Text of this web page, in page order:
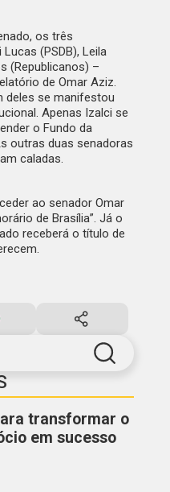
transformar o
em sucesso
os três
(PSDB), Leila
(Republicanos) –
de Omar Aziz.
deles se manifestou
Apenas Izalci se
o Fundo da
outras duas senadoras
caladas.
ao senador Omar
de Brasília”. Já o
receberá o título de